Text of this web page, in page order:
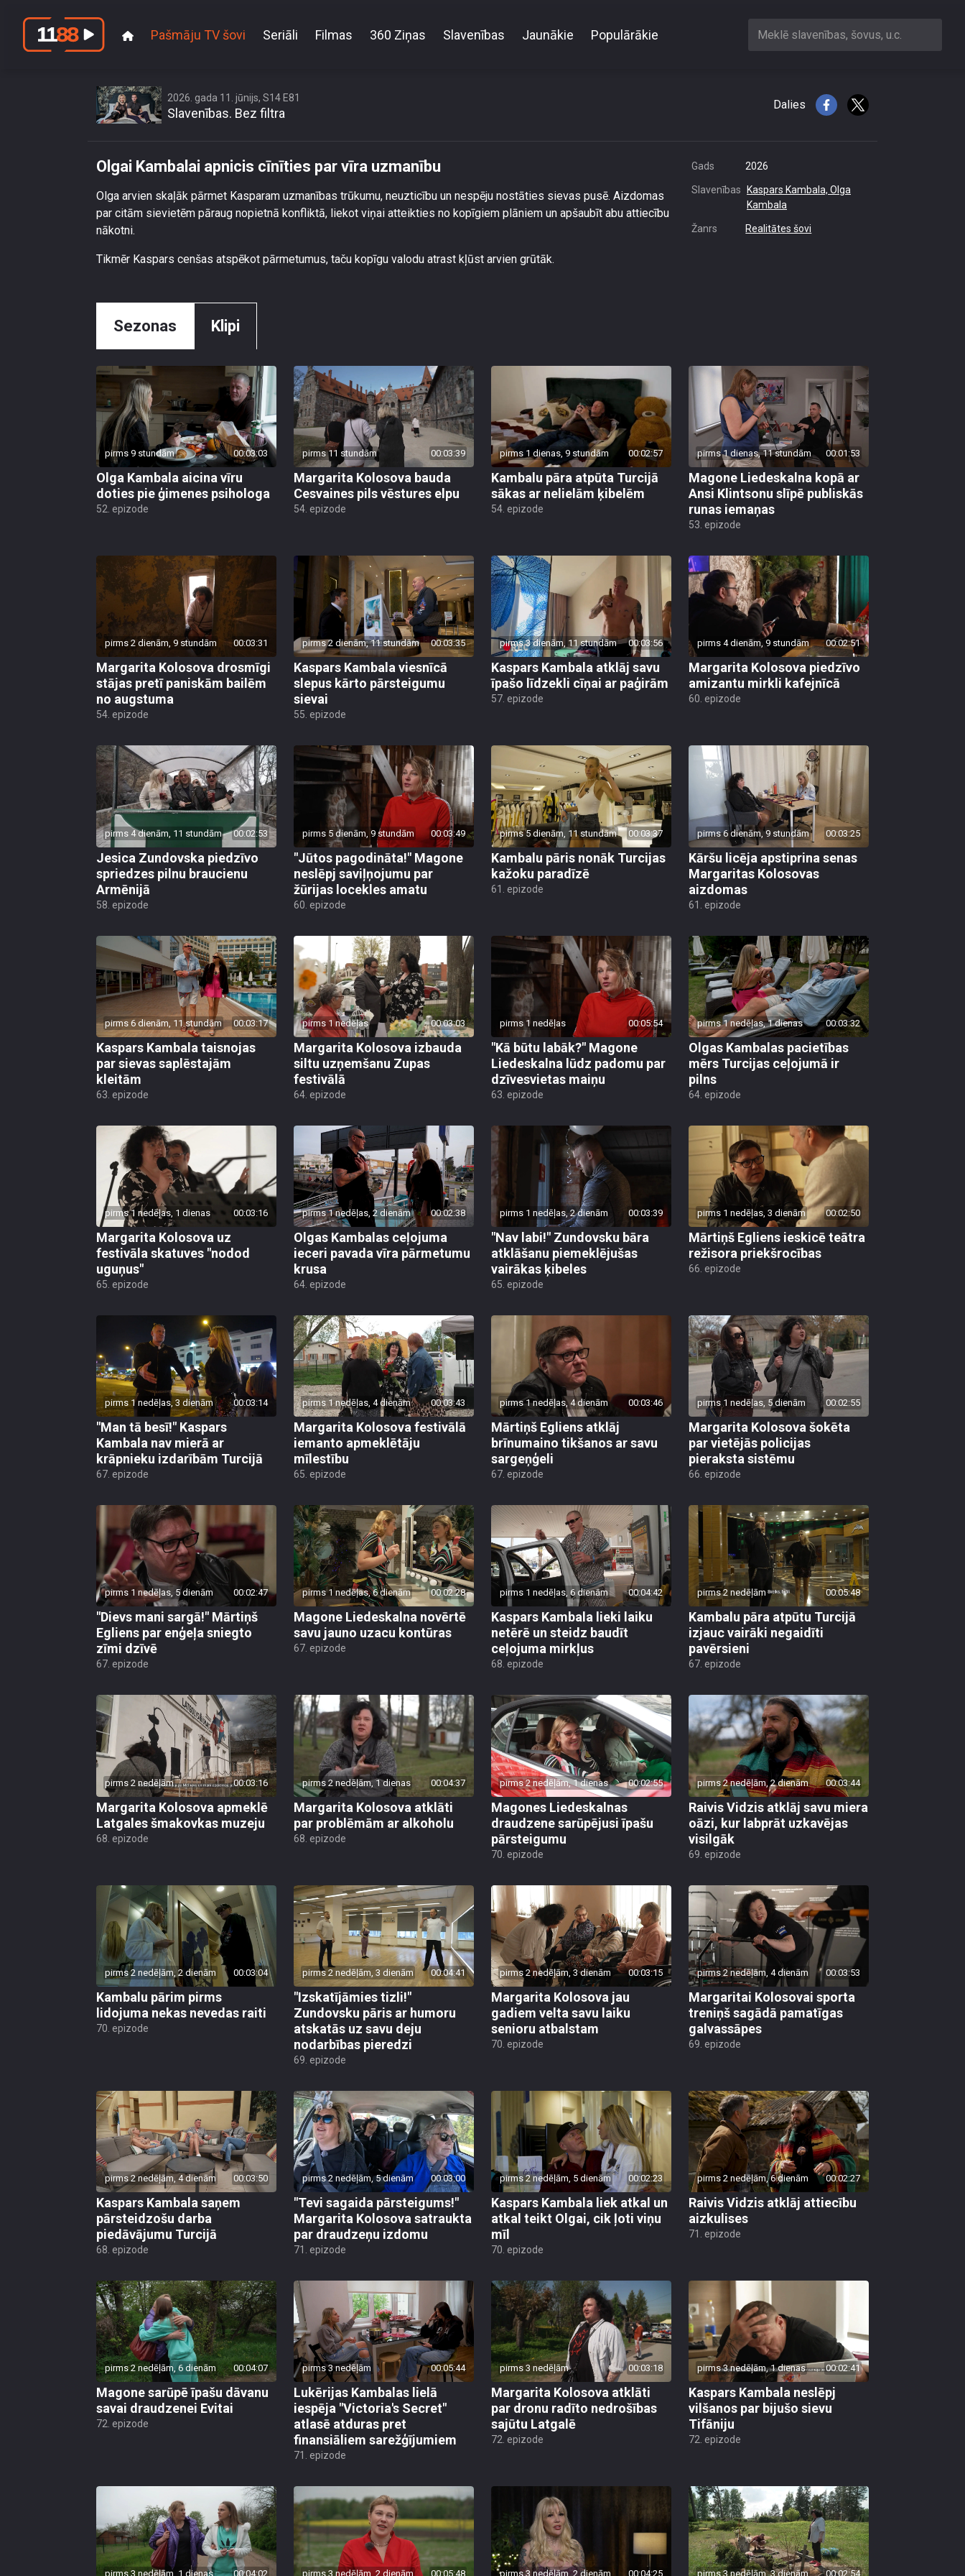
Pašmāju TV šovi Seriāli Filmas 360 Ziņas Slavenības Jaunākie Populārākie Meklē slavenības, šovus, u.c.
2026. gada 11. jūnijs, S14 E81
Slavenības. Bez filtra
Dalies
Olgai Kambalai apnicis cīnīties par vīra uzmanību
Olga arvien skaļāk pārmet Kasparam uzmanības trūkumu, neuzticību un nespēju nostāties sievas pusē. Aizdomas
par citām sievietēm pāraug nopietnā konfliktā, liekot viņai atteikties no kopīgiem plāniem un apšaubīt abu attiecību
nākotni.
Tikmēr Kaspars cenšas atspēkot pārmetumus, taču kopīgu valodu atrast kļūst arvien grūtāk.
Gads 2026
Slavenības Kaspars Kambala, Olga
Kambala
Žanrs Realitātes šovi
Sezonas Klipi
pirms 9 stundām 00:03:03
Olga Kambala aicina vīru
doties pie ģimenes psihologa
52. epizode
pirms 11 stundām 00:03:39
Margarita Kolosova bauda
Cesvaines pils vēstures elpu
54. epizode
pirms 1 dienas, 9 stundām 00:02:57
Kambalu pāra atpūta Turcijā
sākas ar nelielām ķibelēm
54. epizode
pirms 1 dienas, 11 stundām 00:01:53
Magone Liedeskalna kopā ar
Ansi Klintsonu slīpē publiskās
runas iemaņas
53. epizode
pirms 2 dienām, 9 stundām 00:03:31
Margarita Kolosova drosmīgi
stājas pretī paniskām bailēm
no augstuma
54. epizode
pirms 2 dienām, 11 stundām 00:03:35
Kaspars Kambala viesnīcā
slepus kārto pārsteigumu
sievai
55. epizode
pirms 3 dienām, 11 stundām 00:03:56
Kaspars Kambala atklāj savu
īpašo līdzekli cīņai ar paģirām
57. epizode
pirms 4 dienām, 9 stundām 00:02:51
Margarita Kolosova piedzīvo
amizantu mirkli kafejnīcā
60. epizode
pirms 4 dienām, 11 stundām 00:02:53
Jesica Zundovska piedzīvo
spriedzes pilnu braucienu
Armēnijā
58. epizode
pirms 5 dienām, 9 stundām 00:03:49
"Jūtos pagodināta!" Magone
neslēpj saviļņojumu par
žūrijas locekles amatu
60. epizode
pirms 5 dienām, 11 stundām 00:03:37
Kambalu pāris nonāk Turcijas
kažoku paradīzē
61. epizode
pirms 6 dienām, 9 stundām 00:03:25
Kāršu licēja apstiprina senas
Margaritas Kolosovas
aizdomas
61. epizode
pirms 6 dienām, 11 stundām 00:03:17
Kaspars Kambala taisnojas
par sievas saplēstajām
kleitām
63. epizode
pirms 1 nedēļas 00:03:03
Margarita Kolosova izbauda
siltu uzņemšanu Zupas
festivālā
64. epizode
pirms 1 nedēļas 00:05:54
"Kā būtu labāk?" Magone
Liedeskalna lūdz padomu par
dzīvesvietas maiņu
63. epizode
pirms 1 nedēļas, 1 dienas 00:03:32
Olgas Kambalas pacietības
mērs Turcijas ceļojumā ir
pilns
64. epizode
pirms 1 nedēļas, 1 dienas 00:03:16
Margarita Kolosova uz
festivāla skatuves "nodod
uguņus"
65. epizode
pirms 1 nedēļas, 2 dienām 00:02:38
Olgas Kambalas ceļojuma
ieceri pavada vīra pārmetumu
krusa
64. epizode
pirms 1 nedēļas, 2 dienām 00:03:39
"Nav labi!" Zundovsku bāra
atklāšanu piemeklējušas
vairākas ķibeles
65. epizode
pirms 1 nedēļas, 3 dienām 00:02:50
Mārtiņš Egliens ieskicē teātra
režisora priekšrocības
66. epizode
pirms 1 nedēļas, 3 dienām 00:03:14
"Man tā besī!" Kaspars
Kambala nav mierā ar
krāpnieku izdarībām Turcijā
67. epizode
pirms 1 nedēļas, 4 dienām 00:03:43
Margarita Kolosova festivālā
iemanto apmeklētāju
mīlestību
65. epizode
pirms 1 nedēļas, 4 dienām 00:03:46
Mārtiņš Egliens atklāj
brīnumaino tikšanos ar savu
sargeņģeli
67. epizode
pirms 1 nedēļas, 5 dienām 00:02:55
Margarita Kolosova šokēta
par vietējās policijas
pieraksta sistēmu
66. epizode
pirms 1 nedēļas, 5 dienām 00:02:47
"Dievs mani sargā!" Mārtiņš
Egliens par enģeļa sniegto
zīmi dzīvē
67. epizode
pirms 1 nedēļas, 6 dienām 00:02:28
Magone Liedeskalna novērtē
savu jauno uzacu kontūras
67. epizode
pirms 1 nedēļas, 6 dienām 00:04:42
Kaspars Kambala lieki laiku
netērē un steidz baudīt
ceļojuma mirkļus
68. epizode
pirms 2 nedēļām 00:05:48
Kambalu pāra atpūtu Turcijā
izjauc vairāki negaidīti
pavērsieni
67. epizode
pirms 2 nedēļām 00:03:16
Margarita Kolosova apmeklē
Latgales šmakovkas muzeju
68. epizode
pirms 2 nedēļām, 1 dienas 00:04:37
Margarita Kolosova atklāti
par problēmām ar alkoholu
68. epizode
pirms 2 nedēļām, 1 dienas 00:02:55
Magones Liedeskalnas
draudzene sarūpējusi īpašu
pārsteigumu
70. epizode
pirms 2 nedēļām, 2 dienām 00:03:44
Raivis Vidzis atklāj savu miera
oāzi, kur labprāt uzkavējas
visilgāk
69. epizode
pirms 2 nedēļām, 2 dienām 00:03:04
Kambalu pārim pirms
lidojuma nekas nevedas raiti
70. epizode
pirms 2 nedēļām, 3 dienām 00:04:41
"Izskatījāmies tizli!"
Zundovsku pāris ar humoru
atskatās uz savu deju
nodarbības pieredzi
69. epizode
pirms 2 nedēļām, 3 dienām 00:03:15
Margarita Kolosova jau
gadiem velta savu laiku
senioru atbalstam
70. epizode
pirms 2 nedēļām, 4 dienām 00:03:53
Margaritai Kolosovai sporta
treniņš sagādā pamatīgas
galvassāpes
69. epizode
pirms 2 nedēļām, 4 dienām 00:03:50
Kaspars Kambala saņem
pārsteidzošu darba
piedāvājumu Turcijā
68. epizode
pirms 2 nedēļām, 5 dienām 00:03:00
"Tevi sagaida pārsteigums!"
Margarita Kolosova satraukta
par draudzeņu izdomu
71. epizode
pirms 2 nedēļām, 5 dienām 00:02:23
Kaspars Kambala liek atkal un
atkal teikt Olgai, cik ļoti viņu
mīl
70. epizode
pirms 2 nedēļām, 6 dienām 00:02:27
Raivis Vidzis atklāj attiecību
aizkulises
71. epizode
pirms 2 nedēļām, 6 dienām 00:04:07
Magone sarūpē īpašu dāvanu
savai draudzenei Evitai
72. epizode
pirms 3 nedēļām 00:05:44
Lukērijas Kambalas lielā
iespēja "Victoria's Secret"
atlasē atduras pret
finansiāliem sarežģījumiem
71. epizode
pirms 3 nedēļām 00:03:18
Margarita Kolosova atklāti
par dronu radīto nedrošības
sajūtu Latgalē
72. epizode
pirms 3 nedēļām, 1 dienas 00:02:41
Kaspars Kambala neslēpj
vilšanos par bijušo sievu
Tifāniju
72. epizode
pirms 3 nedēļām, 1 dienas 00:04:02 pirms 3 nedēļām, 2 dienām 00:05:48 pirms 3 nedēļām, 2 dienām 00:04:25 pirms 3 nedēļām, 3 dienām 00:02:54